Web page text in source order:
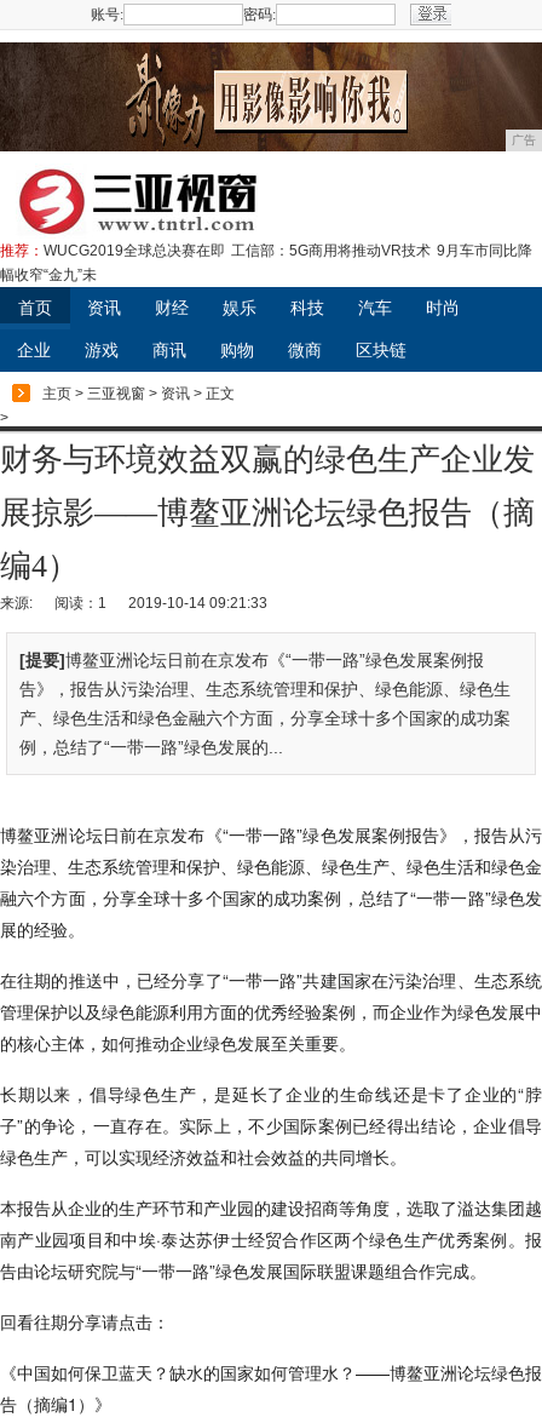
账号: 密码:
广告
推荐： WUCG2019全球总决赛在即 工信部：5G商用将推动VR技术 9月车市同比降
幅收窄“金九”未
首页 资讯 财经 娱乐 科技 汽车 时尚
企业 游戏 商讯 购物 微商 区块链
主页 > 三亚视窗 > 资讯 > 正文
>
财务与环境效益双赢的绿色生产企业发
展掠影——博鳌亚洲论坛绿色报告（摘
编4）
来源: 阅读：1 2019-10-14 09:21:33
[提要]博鳌亚洲论坛日前在京发布《“一带一路”绿色发展案例报
告》，报告从污染治理、生态系统管理和保护、绿色能源、绿色生
产、绿色生活和绿色金融六个方面，分享全球十多个国家的成功案
例，总结了“一带一路”绿色发展的...
博鳌亚洲论坛日前在京发布《“一带一路”绿色发展案例报告》，报告从污
染治理、生态系统管理和保护、绿色能源、绿色生产、绿色生活和绿色金
融六个方面，分享全球十多个国家的成功案例，总结了“一带一路”绿色发
展的经验。
在往期的推送中，已经分享了“一带一路”共建国家在污染治理、生态系统
管理保护以及绿色能源利用方面的优秀经验案例，而企业作为绿色发展中
的核心主体，如何推动企业绿色发展至关重要。
长期以来，倡导绿色生产，是延长了企业的生命线还是卡了企业的“脖
子”的争论，一直存在。实际上，不少国际案例已经得出结论，企业倡导
绿色生产，可以实现经济效益和社会效益的共同增长。
本报告从企业的生产环节和产业园的建设招商等角度，选取了溢达集团越
南产业园项目和中埃·泰达苏伊士经贸合作区两个绿色生产优秀案例。报
告由论坛研究院与“一带一路”绿色发展国际联盟课题组合作完成。
回看往期分享请点击：
《中国如何保卫蓝天？缺水的国家如何管理水？——博鳌亚洲论坛绿色报
告（摘编1）》